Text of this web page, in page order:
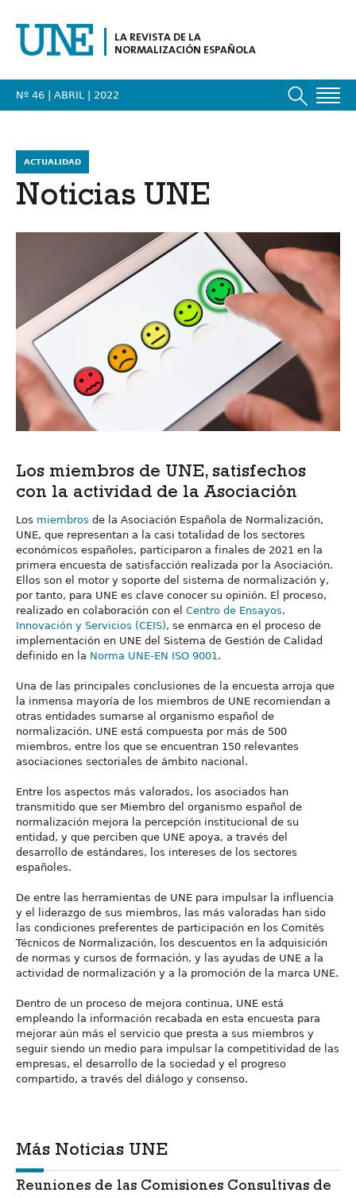
LA REVISTA DE LA
NORMALIZACIÓN ESPAÑOLA
Nº 46 | ABRIL| 2022
ACTUALIDAD
Noticias UNE
Los miembros de UNE, satisfechos
con la actividad de la Asociación
Los miembros de la Asociación Española de Normalización,
UNE, que representan a la casi totalidad de los sectores
económicos españoles, participaron a finales de 2021 en la
primera encuesta de satisfacción realizada por la Asociación.
Ellos son el motor y soporte del sistema de normalización y,
por tanto, para UNE es clave conocer su opinión. El proceso,
realizado en colaboración con el Centro de Ensayos,
Innovación y Servicios (CEIS), se enmarca en el proceso de
implementación en UNE del Sistema de Gestión de Calidad
definido en la Norma UNE-EN ISO 9001.
Una de las principales conclusiones de la encuesta arroja que
la inmensa mayoría de los miembros de UNE recomiendan a
otras entidades sumarse al organismo español de
normalización. UNE está compuesta por más de 500
miembros, entre los que se encuentran 150 relevantes
asociaciones sectoriales de ámbito nacional.
Entre los aspectos más valorados, los asociados han
transmitido que ser Miembro del organismo español de
normalización mejora la percepción institucional de su
entidad, y que perciben que UNE apoya, a través del
desarrollo de estándares, los intereses de los sectores
españoles.
De entre las herramientas de UNE para impulsar la influencia
y el liderazgo de sus miembros, las más valoradas han sido
las condiciones preferentes de participación en los Comités
Técnicos de Normalización, los descuentos en la adquisición
de normas y cursos de formación, y las ayudas de UNE a la
actividad de normalización y a la promoción de la marca UNE.
Dentro de un proceso de mejora continua, UNE está
empleando la información recabada en esta encuesta para
mejorar aún más el servicio que presta a sus miembros y
seguir siendo un medio para impulsar la competitividad de las
empresas, el desarrollo de la sociedad y el progreso
compartido, a través del diálogo y consenso.
Más Noticias UNE
Reuniones de las Comisiones Consultivas de